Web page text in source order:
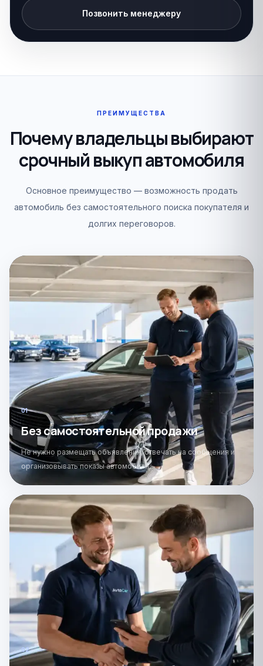
Позвонить менеджеру
ПРЕИМУЩЕСТВА
Почему владельцы выбирают
срочный выкуп автомобиля
Основное преимущество — возможность продать
автомобиль без самостоятельного поиска покупателя и
долгих переговоров.
01
Без самостоятельной продажи
Не нужно размещать объявления, отвечать на сообщения и
организовывать показы автомобиля.
02